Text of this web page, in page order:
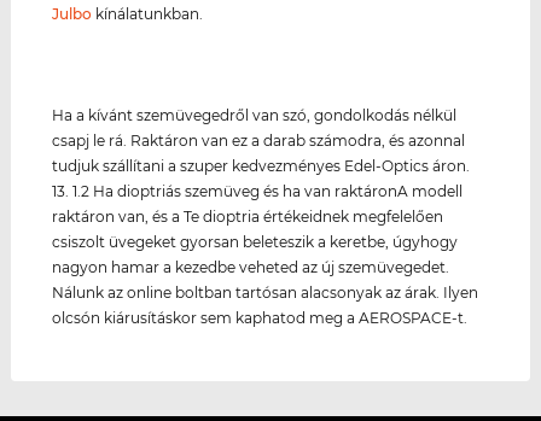
Julbo kínálatunkban.
Ha a kívánt szemüvegedről van szó, gondolkodás nélkül
csapj le rá. Raktáron van ez a darab számodra, és azonnal
tudjuk szállítani a szuper kedvezményes Edel-Optics áron.
13. 1.2 Ha dioptriás szemüveg és ha van raktáronA modell
raktáron van, és a Te dioptria értékeidnek megfelelően
csiszolt üvegeket gyorsan beleteszik a keretbe, úgyhogy
nagyon hamar a kezedbe veheted az új szemüvegedet.
Nálunk az online boltban tartósan alacsonyak az árak. Ilyen
olcsón kiárusításkor sem kaphatod meg a AEROSPACE-t.